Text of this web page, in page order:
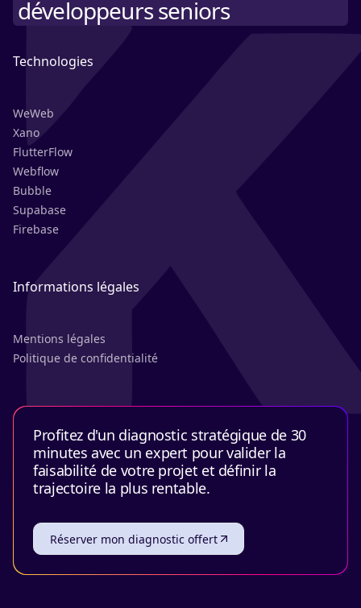
développeurs seniors
Technologies
WeWeb
Xano
FlutterFlow
Webflow
Bubble
Supabase
Firebase
Informations légales
Mentions légales
Politique de confidentialité
Profitez d'un diagnostic stratégique de 30
minutes avec un expert pour valider la
faisabilité de votre projet et définir la
trajectoire la plus rentable.
Réserver mon diagnostic offert